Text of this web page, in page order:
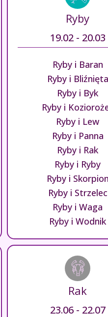
Ryby
19.02 - 20.03
Ryby i Baran
Ryby i Bliźnięta
Ryby i Byk
Ryby i
Ryby i Lew
Ryby i Panna
Ryby i Rak
Ryby i Ryby
Ryby i Skorpion
Ryby i Strzelec
Ryby i Waga
Ryby i Wodnik
Rak
23.06 - 22.07